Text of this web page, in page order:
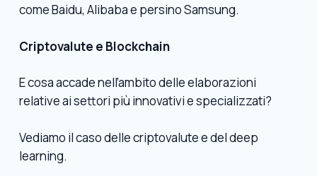
come Baidu, Alibaba e persino Samsung.
Criptovalute e Blockchain
E cosa accade nell’ambito delle elaborazioni
relative ai settori più innovativi e specializzati?
Vediamo il caso delle criptovalute e del deep
learning.